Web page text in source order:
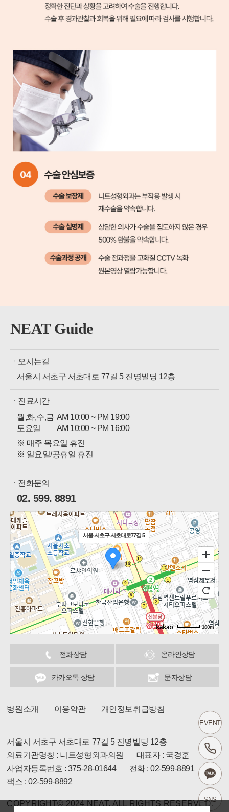
NEAT Guide
ㆍ오시는길
서울시 서초구 서초대로 77길 5 진명빌딩 12층
ㆍ진료시간
월,화,수,금 AM 10:00 ~ PM 19:00
토요일
AM 10:00 ~ PM 16:00
※ 매주 목요일 휴진
※ 일요일/공휴일 휴진
ㆍ전화문의
02. 599. 8891
서울 서초구 서초대로77길 5
100m
길찾기
전화상담 온라인상담
카카오톡 상담 문자상담
병원소개 이용약관 개인정보취급방침
서울시 서초구 서초대로 77길 5 진명빌딩 12층
의료기관명칭 : 니트성형외과의원
대표자 : 국경훈
사업자등록번호 : 375-28-01644
전화 : 02-599-8891
팩스 : 02-599-8892
COPYRIGHT© 2024 NEAT. ALL RIGHTS RESERVED.
EVENT
SNS